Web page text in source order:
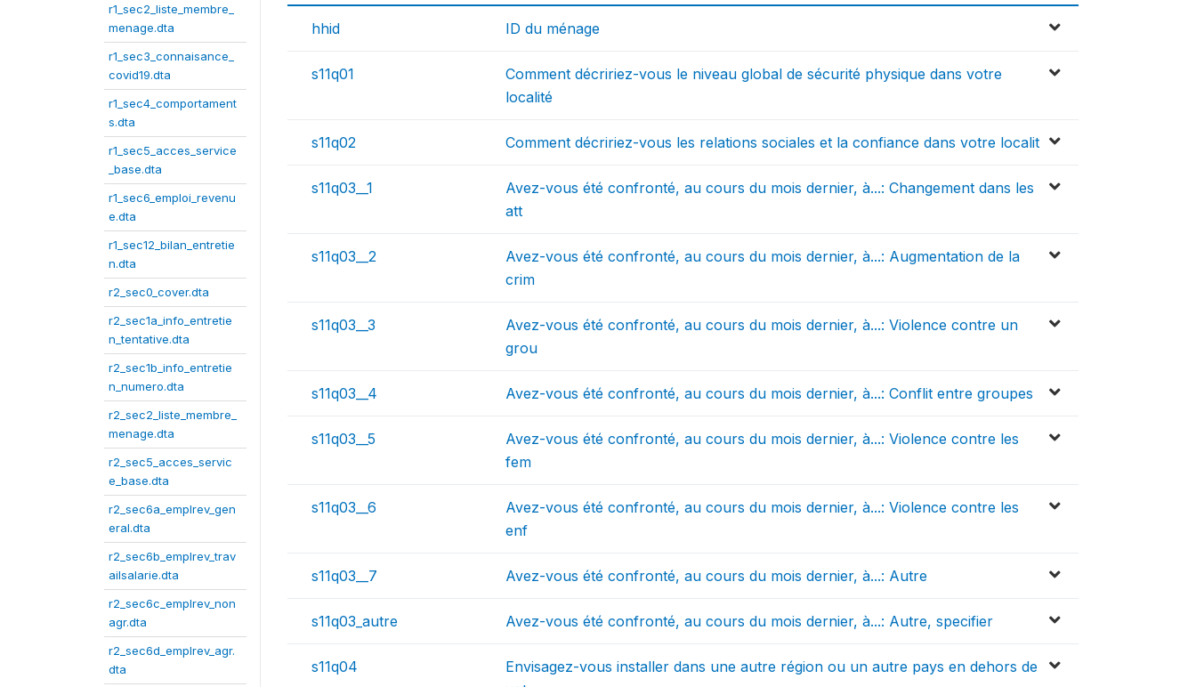
r1_sec2_liste_membre_
menage.dta
r1_sec3_connaisance_
covid19.dta
r1_sec4_comportament
s.dta
r1_sec5_acces_service
_base.dta
r1_sec6_emploi_revenu
e.dta
r1_sec12_bilan_entretie
n.dta
r2_sec0_cover.dta
r2_sec1a_info_entretie
n_tentative.dta
r2_sec1b_info_entretie
n_numero.dta
r2_sec2_liste_membre_
menage.dta
r2_sec5_acces_servic
e_base.dta
r2_sec6a_emplrev_gen
eral.dta
r2_sec6b_emplrev_trav
ailsalarie.dta
r2_sec6c_emplrev_non
agr.dta
r2_sec6d_emplrev_agr.
dta
hhid ID du ménage
s11q01
Comment décririez-vous le niveau global de sécurité physique dans votre
localité
s11q02 Comment décririez-vous les relations sociales et la confiance dans votre localit
s11q03__1
Avez-vous été confronté, au cours du mois dernier, à...: Changement dans les
att
s11q03__2
Avez-vous été confronté, au cours du mois dernier, à...: Augmentation de la
crim
s11q03__3
Avez-vous été confronté, au cours du mois dernier, à...: Violence contre un
grou
s11q03__4 Avez-vous été confronté, au cours du mois dernier, à...: Conflit entre groupes
s11q03__5
Avez-vous été confronté, au cours du mois dernier, à...: Violence contre les
fem
s11q03__6
Avez-vous été confronté, au cours du mois dernier, à...: Violence contre les
enf
s11q03__7 Avez-vous été confronté, au cours du mois dernier, à...: Autre
s11q03_autre Avez-vous été confronté, au cours du mois dernier, à...: Autre, specifier
s11q04
Envisagez-vous installer dans une autre région ou un autre pays en dehors de